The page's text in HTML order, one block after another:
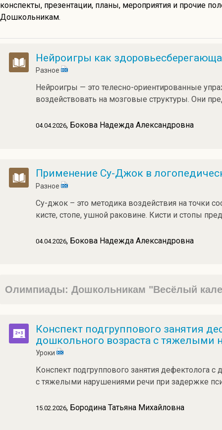
конспекты, презентации, планы, мероприятия и прочие
Дошкольникам.
Нейроигры как
Разное
Нейроигры — это телесно-ориентированные
воздействовать на мозговые структуры. Они
04.04.2026, Бокова Надежда Александровна
Применение Су-Джок в
Разное
Су-джок – это методика воздействия на точки
кисте, стопе, ушной раковине. Кисти и стопы
04.04.2026, Бокова Надежда Александровна
Олимпиады: Дошкольникам "Весёлый
Конспект подгруппового занятия
дошкольного возраста с тяжелыми
Уроки
Конспект подгруппового занятия дефектолога
с тяжелыми нарушениями речи при задержке
15.02.2026, Бородина Татьяна Михайловна